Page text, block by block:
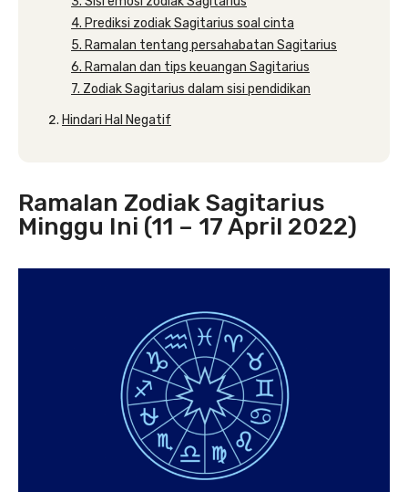
4. Prediksi zodiak Sagitarius soal cinta
5. Ramalan tentang persahabatan Sagitarius
6. Ramalan dan tips keuangan Sagitarius
7. Zodiak Sagitarius dalam sisi pendidikan
Hindari Hal Negatif
Ramalan Zodiak Sagitarius
Minggu Ini (11 – 17 April 2022)